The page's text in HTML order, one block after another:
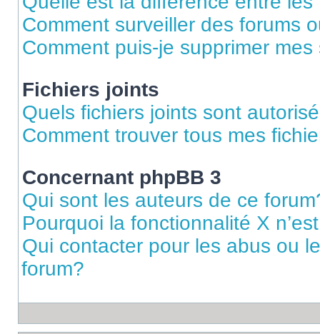
Comment surveiller des forums
Comment puis-je supprimer
Fichiers joints
Quels fichiers joints sont
Comment trouver tous mes
Concernant phpBB 3
Qui sont les auteurs de ce
Pourquoi la fonctionnalité X
Qui contacter pour les abus ou
forum?